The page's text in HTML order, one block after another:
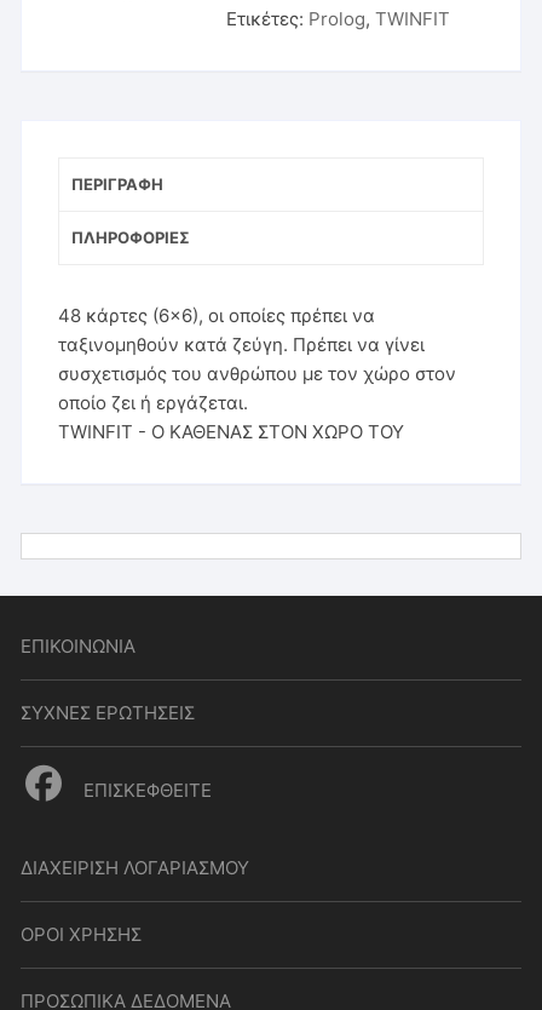
Ετικέτες: Prolog,TWINFIT
ΠΕΡΙΓΡΑΦΉ
ΠΛΗΡΟΦΟΡΊΕΣ
48 κάρτες (6×6), οι οποίες πρέπει να
ταξινομηθούν κατά ζεύγη. Πρέπει να γίνει
συσχετισμός του ανθρώπου με τον χώρο στον
οποίο ζει ή εργάζεται.
TWINFIT - Ο ΚΑΘΕΝΑΣ ΣΤΟΝ ΧΩΡΟ ΤΟΥ
ΕΠΙΚΟΙΝΩΝΙΑ
ΣΥΧΝΕΣ ΕΡΩΤΗΣΕΙΣ
ΕΠΙΣΚΕΦΘΕΙΤΕ
ΔΙΑΧΕΙΡΙΣΗ ΛΟΓΑΡΙΑΣΜΟΥ
ΟΡΟΙ ΧΡΗΣΗΣ
ΠΡΟΣΩΠΙΚΑ ΔΕΔΟΜΕΝΑ